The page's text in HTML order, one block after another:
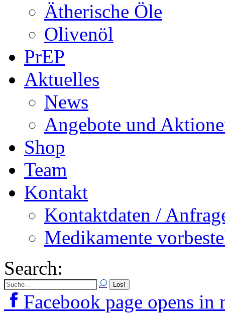
Ätherische Öle
Olivenöl
PrEP
Aktuelles
News
Angebote und
Shop
Team
Kontakt
Kontaktdaten /
Medikamente
Search:
Facebook page opens